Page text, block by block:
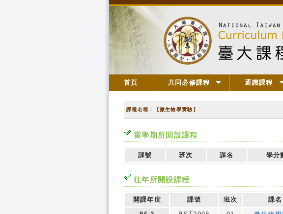
首頁 共同必修課程 通識課程
課程名稱：【微生物學實驗】
當學期所開設課程
課號 班次 課名 學分
往年所開設課程
開課年度 課號 班次 課名